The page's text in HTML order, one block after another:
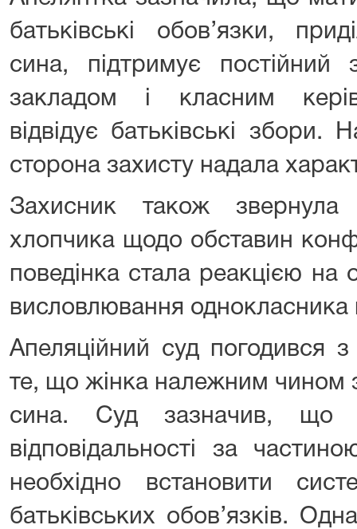
батьківські обов’язки,
сина, підтримує постійний
закладом і класним
відвідує батьківські збори.
сторона захисту надала
Захисник також
хлопчика щодо обставин
поведінка стала реакцією на
висловлювання однокласника
Апеляційний суд погодився
те, що жінка належним чином
сина. Суд зазначив, що
відповідальності за
необхідно встановити
батьківських обов’язків.